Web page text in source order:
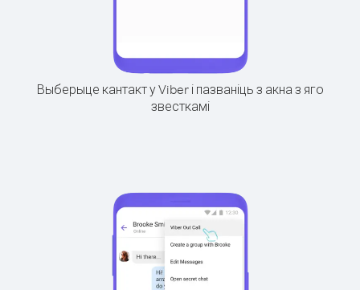
Выберыце кантакт у Viber і пазваніць з акна з яго
звесткамі